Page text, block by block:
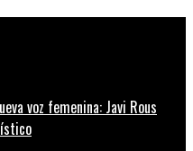
voz femenina: Javi Rous